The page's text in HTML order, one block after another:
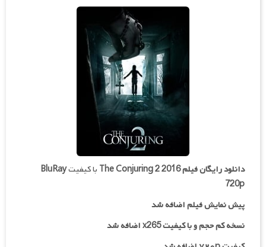
دانلود رایگان فیلمThe Conjuring 2 2016 با کیفیتBluRay
720p
پیش نمایش فیلم اضافه شد
نسخه کم حجم و با کیفیت x265 اضافه شد